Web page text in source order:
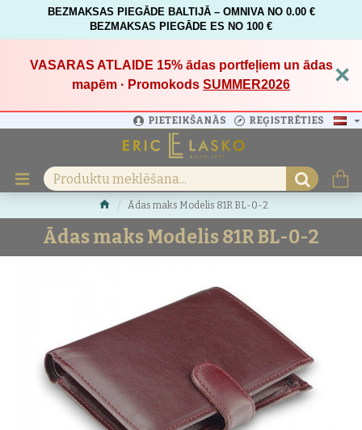
BEZMAKSAS PIEGĀDE BALTIJĀ – OMNIVA NO 0.00 €
BEZMAKSAS PIEGĀDE ES NO 100 €
VASARAS ATLAIDE 15%ādas portfeļiem un ādas
mapēm · Promokods SUMMER2026 ×
PIETEIKŠANĀS REĢISTRĒTIES
Ādas maks Modelis 81R BL-0-2
Ādas maks Modelis 81R BL-0-2